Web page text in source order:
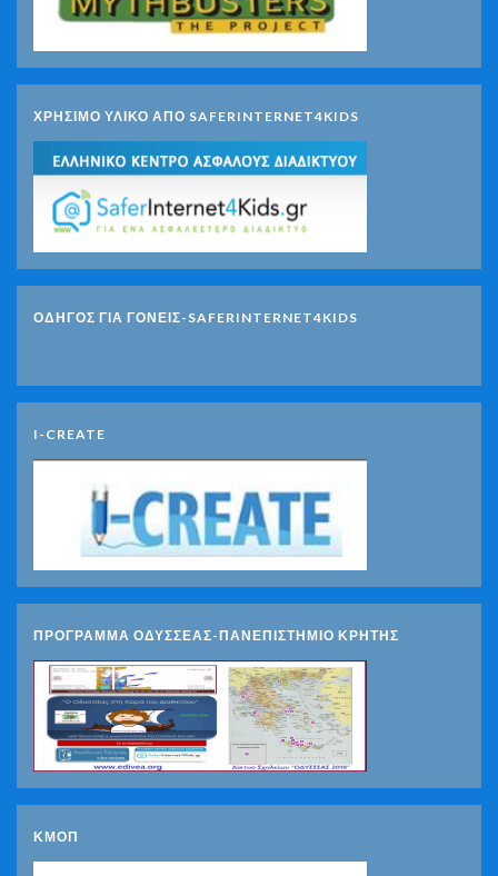
ΧΡΗΣΙΜΟ ΥΛΙΚΟ ΑΠΟ SAFERINTERNET4KIDS
ΟΔΗΓΟΣ ΓΙΑ ΓΟΝΕΙΣ-SAFERINTERNET4KIDS
I-CREATE
ΠΡΟΓΡΑΜΜΑ ΟΔΥΣΣΕΑΣ-ΠΑΝΕΠΙΣΤΗΜΙΟ ΚΡΗΤΗΣ
ΚΜΟΠ